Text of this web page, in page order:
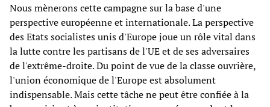
Nous mènerons cette campagne sur la base d'une
perspective européenne et internationale. La perspective
des Etats socialistes unis d'Europe joue un rôle vital dans
la lutte contre les partisans de l'UE et de ses adversaires
de l'extrême-droite. Du point de vue de la classe ouvrière,
l'union économique de l'Europe est absolument
indispensable. Mais cette tâche ne peut être confiée à la